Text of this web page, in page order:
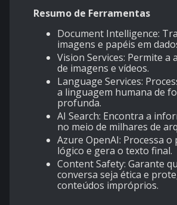
Resumo de Ferramentas
Document Intelligence:
imagens e papéis em
Vision Services: Permite a
de imagens e vídeos.
Language Services:
a linguagem humana de
profunda.
AI Search: Encontra a
no meio de milhares de
Azure OpenAI: Processa
lógico e gera o texto final.
Content Safety: Garante
conversa seja ética e
conteúdos impróprios.